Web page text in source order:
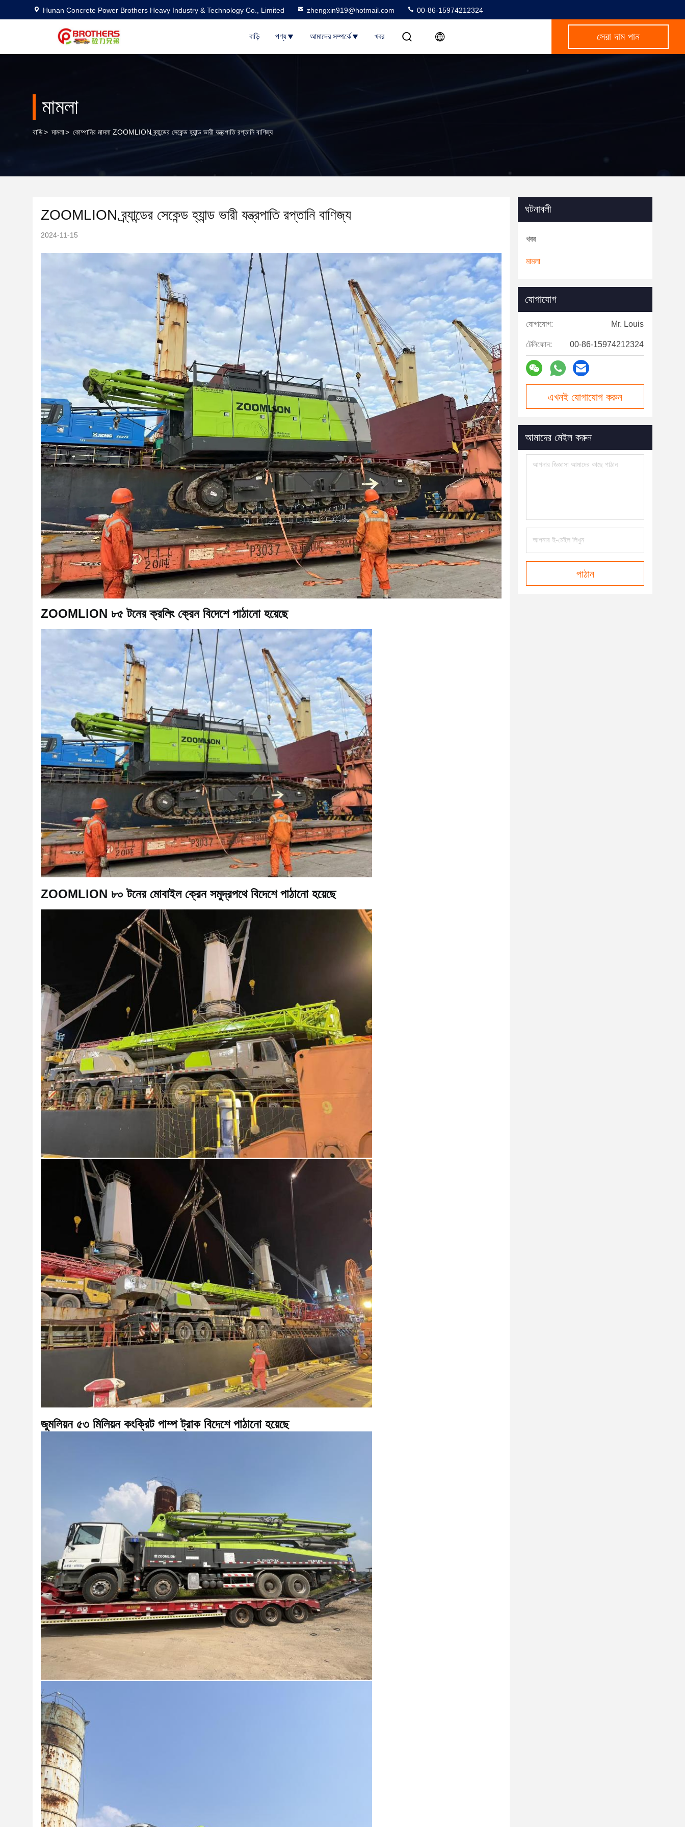
Hunan Concrete Power Brothers Heavy Industry & Technology Co., Limited zhengxin919@hotmail.com 00-86-15974212324
বাড়ি পণ্য আমাদের সম্পর্কে খবর সেরা দাম পান
মামলা
বাড়ি> মামলা> কোম্পানির মামলা ZOOMLION ব্র্যান্ডের সেকেন্ড হ্যান্ড ভারী যন্ত্রপাতি রপ্তানি বাণিজ্য
ZOOMLION ব্র্যান্ডের সেকেন্ড হ্যান্ড ভারী যন্ত্রপাতি রপ্তানি বাণিজ্য
2024-11-15
ZOOMLION ৮৫ টনের ক্রলিং ক্রেন বিদেশে পাঠানো হয়েছে
ZOOMLION ৮০ টনের মোবাইল ক্রেন সমুদ্রপথে বিদেশে পাঠানো হয়েছে
জুমলিয়ন ৫৩ মিলিয়ন কংক্রিট পাম্প ট্রাক বিদেশে পাঠানো হয়েছে
ঘটনাবলী
খবর
মামলা
যোগাযোগ
যোগাযোগ: Mr. Louis
টেলিফোন: 00-86-15974212324
এখনই যোগাযোগ করুন
আমাদের মেইল করুন
পাঠান